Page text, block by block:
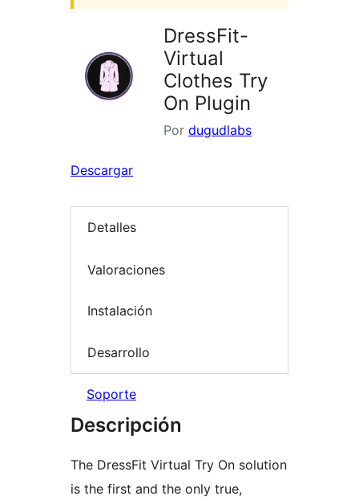
DressFit-
Virtual
Clothes Try
On Plugin
Por dugudlabs
Descargar
Detalles
Valoraciones
Instalación
Desarrollo
Soporte
Descripción
The DressFit Virtual Try On solution
is the first and the only true,